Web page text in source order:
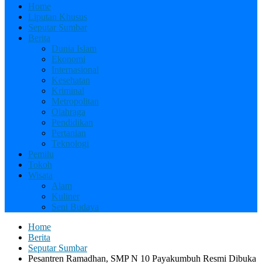
Home
Liputan Khusus
Seputar Sumbar
Berita
Dunia Islam
Ekonomi
Internasional
Kesehatan
Kriminal
Metropolitan
Olahraga
Pendidikan
Pertanian
Teknologi
Pemilu
Tokoh
Wisata
Alam
Kuliner
Seni Budaya
Home
Berita
Seputar Sumbar
Pesantren Ramadhan, SMP N 10 Payakumbuh Resmi Dibuka